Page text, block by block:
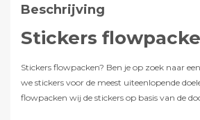
Beschrijving
Stickers
Stickers flowpacken? Ben je op zoek naar
we stickers voor de meest uiteenlopende
flowpacken wij de stickers op basis van de